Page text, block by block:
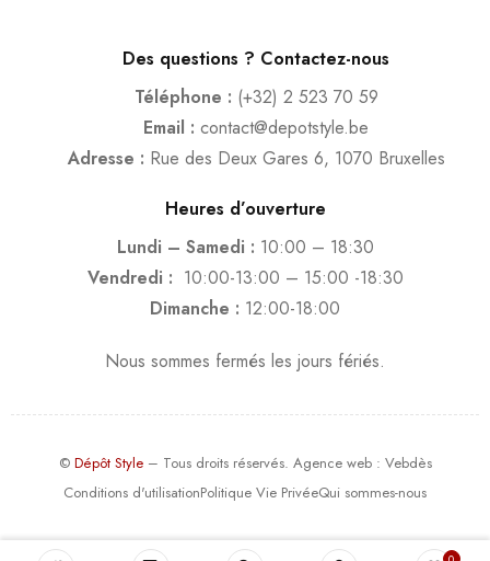
Des questions ? Contactez-nous
Téléphone : (+32) 2 523 70 59
Email : contact@depotstyle.be
Adresse : Rue des Deux Gares 6, 1070 Bruxelles
Heures d’ouverture
Lundi – Samedi : 10:00 – 18:30
Vendredi : 10:00-13:00 – 15:00 -18:30
Dimanche : 12:00-18:00
Nous sommes fermés les jours fériés.
© Dépôt Style– Tous droits réservés. Agence web: Vebdès
Conditions d'utilisationPolitique Vie PrivéeQui sommes-nous